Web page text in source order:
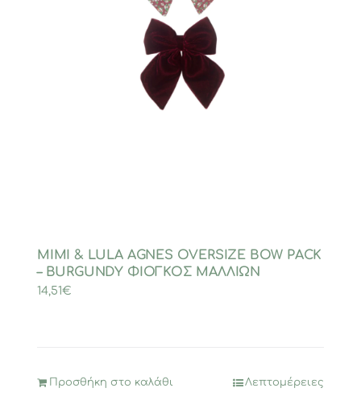
MIMI & LULA AGNES OVERSIZE BOW PACK
– BURGUNDY ΦΙΟΓΚΟΣ ΜΑΛΛΙΩΝ
14,51€
Προσθήκη στο καλάθι Λεπτομέρειες